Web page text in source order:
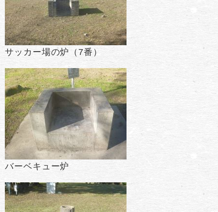
サッカー場の炉（7番）
バーベキュー炉